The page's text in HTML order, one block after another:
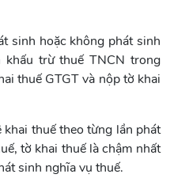
sinh hoặc không phát sinh
trừ thuế TNCN trong
thuế GTGT và nộp tờ khai
thuế theo từng lần phát
tờ khai thuế là chậm nhất
sinh nghĩa vụ thuế.